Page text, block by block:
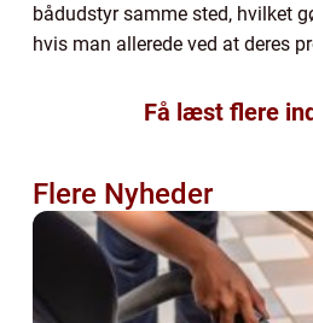
bådudstyr samme sted, hvilket
hvis man allerede ved at deres
Få læst flere
Flere Nyheder